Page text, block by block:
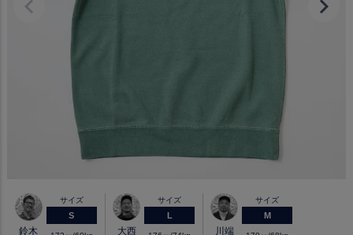
鈴木
サイズ
S
大西
サイズ
L
川端
サイズ
M